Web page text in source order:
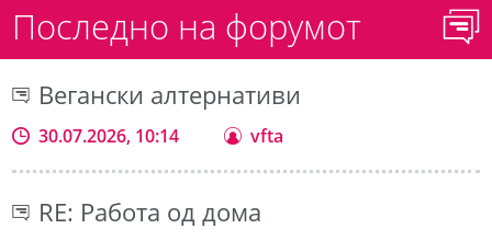
Последно на форумот
Вегански алтернативи
30.07.2026, 10:14 vfta
RE: Работа од дома